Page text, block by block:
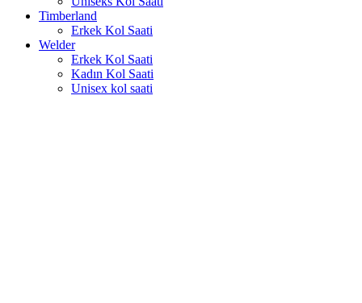
Timberland
Erkek Kol Saati
Welder
Erkek Kol Saati
Kadın Kol Saati
Unisex kol saati